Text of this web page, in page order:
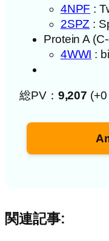
4NPF :
2SPZ :
Protein A
4WWI :
総PV： 9,207
関連記事: